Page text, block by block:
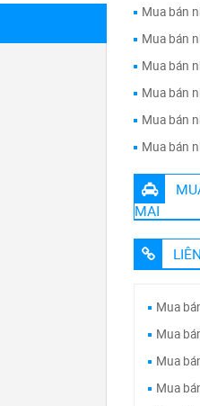
Mua bán
Mua bán
Mua bán
Mua bán
Mua bán
Mua bán
MAI
Mua
Mua
Mua
Mua